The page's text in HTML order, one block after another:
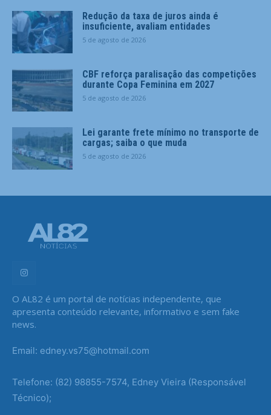
Redução da taxa de juros ainda é
insuficiente, avaliam entidades
5 de agosto de 2026
CBF reforça paralisação das competições
durante Copa Feminina em 2027
5 de agosto de 2026
Lei garante frete mínimo no transporte de
cargas; saiba o que muda
5 de agosto de 2026
O AL82 é um portal de notícias independente, que
apresenta conteúdo relevante, informativo e sem fake
news.
Email: edney.vs75@hotmail.com
Telefone: (82) 98855-7574, Edney Vieira (Responsável
Técnico);